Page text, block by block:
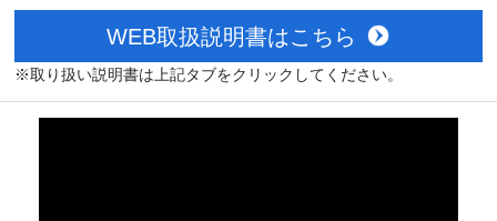
WEB取扱説明書はこちら
※取り扱い説明書は上記タブをクリックしてください。